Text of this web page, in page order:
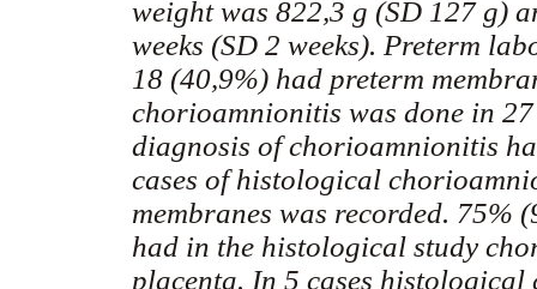
weight was 822,3 g (SD 127 g)
weeks (SD 2 weeks). Preterm
18 (40,9%) had preterm
chorioamnionitis was done in
diagnosis of chorioamnionitis
cases of histological
membranes was recorded.
had in the histological study
placenta. In 5 cases